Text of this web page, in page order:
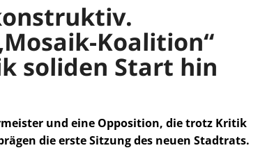
Koalition“
soliden Start hin
und eine Opposition, die trotz Kritik
die erste Sitzung des neuen Stadtrats.